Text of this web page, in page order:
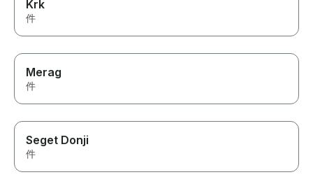
Krk
件
Merag
件
Seget Donji
件